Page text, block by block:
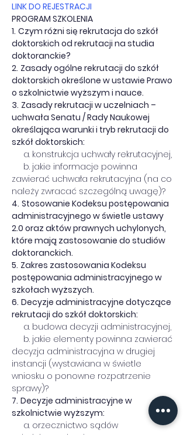
LINK DO REJESTRACJI
PROGRAM SZKOLENIA
1. Czym różni się rekrutacja do szkół
doktorskich od rekrutacji na studia
doktoranckie?
2. Zasady ogólne rekrutacji do szkół
doktorskich określone w ustawie Prawo
o szkolnictwie wyższym i nauce.
3. Zasady rekrutacji w uczelniach –
uchwała Senatu / Rady Naukowej
określająca warunki i tryb rekrutacji do
szkół doktorskich:
a. konstrukcja uchwały rekrutacyjnej,
b. jakie informacje powinna
zawierać uchwała rekrutacyjna (na co
należy zwracać szczególną uwagę)?
4. Stosowanie Kodeksu postępowania
administracyjnego w świetle ustawy
2.0 oraz aktów prawnych uchylonych,
które mają zastosowanie do studiów
doktoranckich.
5. Zakres zastosowania Kodeksu
postępowania administracyjnego w
szkołach wyższych.
6. Decyzje administracyjne dotyczące
rekrutacji do szkół doktorskich:
a. budowa decyzji administracyjnej,
b. jakie elementy powinna zawierać
decyzja administracyjna w drugiej
instancji (wystawiana w świetle
wniosku o ponowne rozpatrzenie
sprawy)?
7. Decyzje administracyjne w
szkolnictwie wyższym:
a. orzecznictwo sądów
administracyjnych,